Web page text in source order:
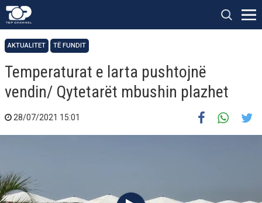
AKTUALITET TË FUNDIT
Temperaturat e larta pushtojnë
vendin/ Qytetarët mbushin plazhet
28/07/2021 15:01